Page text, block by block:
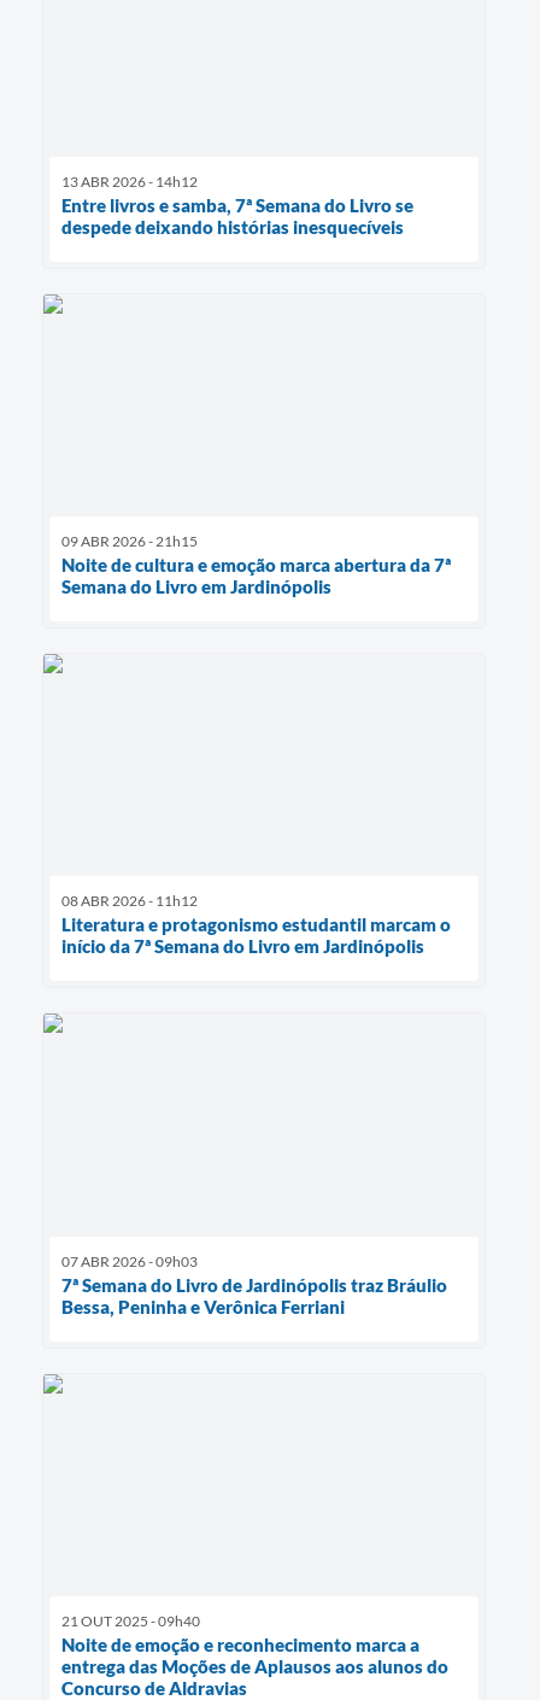
13 ABR 2026 - 14h12
Entre livros e samba, 7ª Semana do Livro se
despede deixando histórias inesquecíveis
09 ABR 2026 - 21h15
Noite de cultura e emoção marca abertura da 7ª
Semana do Livro em Jardinópolis
08 ABR 2026 - 11h12
Literatura e protagonismo estudantil marcam o
início da 7ª Semana do Livro em Jardinópolis
07 ABR 2026 - 09h03
7ª Semana do Livro de Jardinópolis traz Bráulio
Bessa, Peninha e Verônica Ferriani
21 OUT 2025 - 09h40
Noite de emoção e reconhecimento marca a
entrega das Moções de Aplausos aos alunos do
Concurso de Aldravias